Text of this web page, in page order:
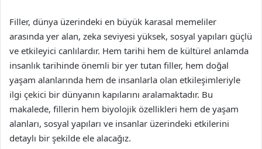
Filler, dünya üzerindeki en büyük karasal memeliler
arasında yer alan, zeka seviyesi yüksek, sosyal yapıları güçlü
ve etkileyici canlılardır. Hem tarihi hem de kültürel anlamda
insanlık tarihinde önemli bir yer tutan filler, hem doğal
yaşam alanlarında hem de insanlarla olan etkileşimleriyle
ilgi çekici bir dünyanın kapılarını aralamaktadır. Bu
makalede, fillerin hem biyolojik özellikleri hem de yaşam
alanları, sosyal yapıları ve insanlar üzerindeki etkilerini
detaylı bir şekilde ele alacağız.